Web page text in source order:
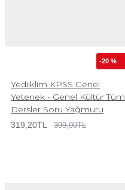
-20 %
Yediiklim KPSS Genel
Yetenek - Genel Kültür Tüm
Dersler Soru Yağmuru
319,20TL 399,00TL